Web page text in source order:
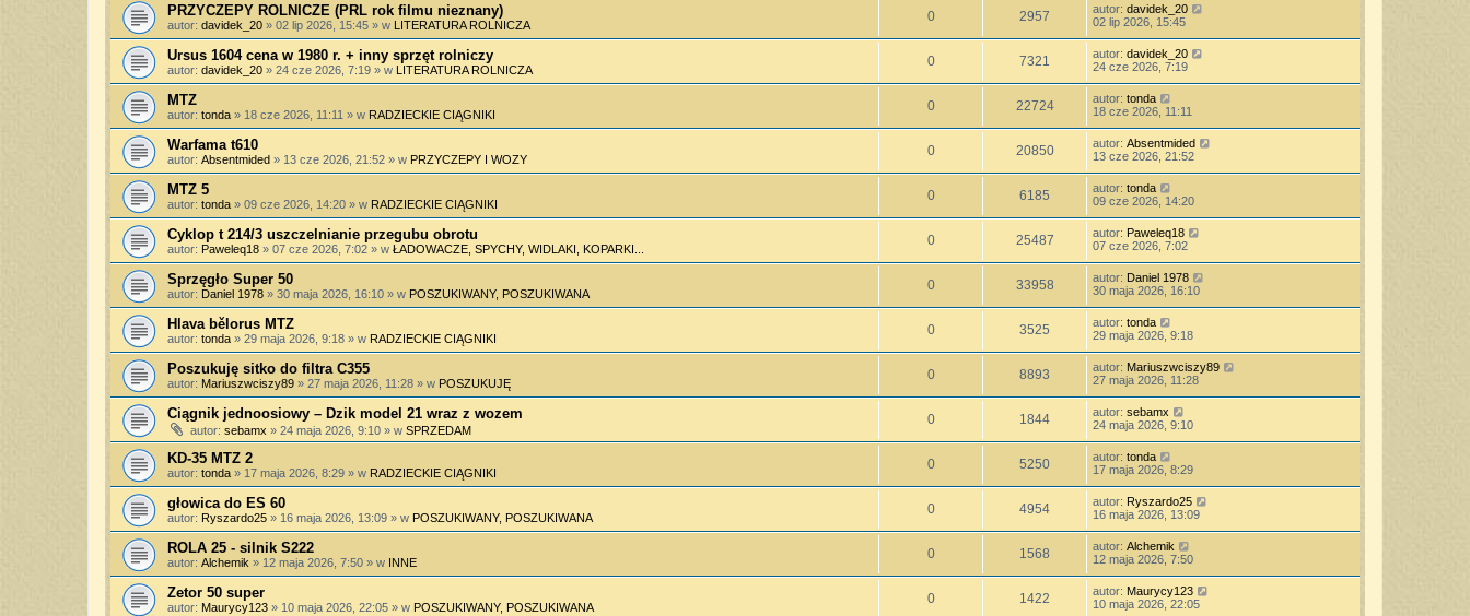
PRZYCZEPY ROLNICZE (PRL rok filmu nieznany)
autor: davidek_20 » 02 lip 2026, 15:45 » w LITERATURA ROLNICZA
0 2957 autor: davidek_20
02 lip 2026, 15:45
Ursus 1604 cena w 1980 r. + inny sprzęt rolniczy
autor: davidek_20 » 24 cze 2026, 7:19 » w LITERATURA ROLNICZA
0 7321 autor: davidek_20
24 cze 2026, 7:19
MTZ
autor: tonda » 18 cze 2026, 11:11 » w RADZIECKIE CIĄGNIKI
0 22724 autor: tonda
18 cze 2026, 11:11
Warfama t610
autor: Absentmided » 13 cze 2026, 21:52 » w PRZYCZEPY I WOZY
0 20850 autor: Absentmided
13 cze 2026, 21:52
MTZ 5
autor: tonda » 09 cze 2026, 14:20 » w RADZIECKIE CIĄGNIKI
0 6185 autor: tonda
09 cze 2026, 14:20
Cyklop t 214/3 uszczelnianie przegubu obrotu
autor: Paweleq18 » 07 cze 2026, 7:02 » w ŁADOWACZE, SPYCHY, WIDLAKI, KOPARKI...
0 25487 autor: Paweleq18
07 cze 2026, 7:02
Sprzęgło Super 50
autor: Daniel 1978 » 30 maja 2026, 16:10 » w POSZUKIWANY, POSZUKIWANA
0 33958 autor: Daniel 1978
30 maja 2026, 16:10
Hlava bělorus MTZ
autor: tonda » 29 maja 2026, 9:18 » w RADZIECKIE CIĄGNIKI
0 3525 autor: tonda
29 maja 2026, 9:18
Poszukuję sitko do filtra C355
autor: Mariuszwciszy89 » 27 maja 2026, 11:28 » w POSZUKUJĘ
0 8893 autor: Mariuszwciszy89
27 maja 2026, 11:28
Ciągnik jednoosiowy – Dzik model 21 wraz z wozem
autor: sebamx » 24 maja 2026, 9:10 » w SPRZEDAM
0 1844 autor: sebamx
24 maja 2026, 9:10
KD-35 MTZ 2
autor: tonda » 17 maja 2026, 8:29 » w RADZIECKIE CIĄGNIKI
0 5250 autor: tonda
17 maja 2026, 8:29
głowica do ES 60
autor: Ryszardo25 » 16 maja 2026, 13:09 » w POSZUKIWANY, POSZUKIWANA
0 4954 autor: Ryszardo25
16 maja 2026, 13:09
ROLA 25 - silnik S222
autor: Alchemik » 12 maja 2026, 7:50 » w INNE
0 1568 autor: Alchemik
12 maja 2026, 7:50
Zetor 50 super
autor: Maurycy123 » 10 maja 2026, 22:05 » w POSZUKIWANY, POSZUKIWANA
0 1422 autor: Maurycy123
10 maja 2026, 22:05